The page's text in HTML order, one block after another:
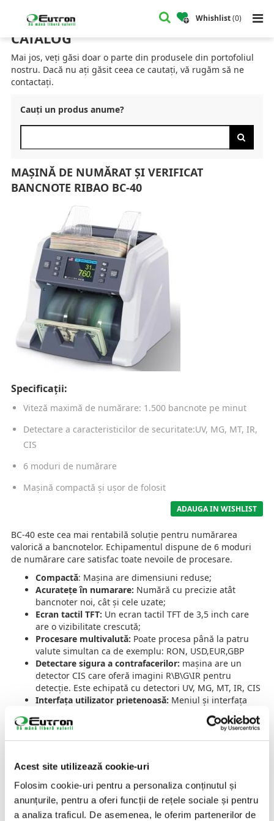
Acest site utilizează cookie-uri
Folosim cookie-uri pentru a personaliza conținutul și
anunțurile, pentru a oferi funcții de rețele sociale și pentru
a analiza traficul. De asemenea, le oferim partenerilor de
Whishlist(0)
Mașină de Numărat și Verificat Bancnote RIBAO BC-40
CATALOG
Mai jos, veți găsi doar o parte din produsele din portofoliul
nostru. Dacă nu ați găsit ceea ce cautați, vă rugăm să ne
contactați.
Cauți un produs anume?
MAȘINĂ DE NUMĂRAT ȘI VERIFICAT
BANCNOTE RIBAO BC-40
Specificații:
Viteză maximă de numărare: 1.500 bancnote pe minut
Detectare a caracteristicilor de securitate:UV, MG, MT, IR,
CIS
6 moduri de numărare
Mașină compactă și ușor de folosit
ADAUGA IN WISHLIST
BC-40 este cea mai rentabilă soluție pentru numărarea
valorică a bancnotelor. Echipamentul dispune de 6 moduri
de numărare care satisfac toate nevoile de procesare.
Compactă: Mașina are dimensiuni reduse;
Acuratețe în numarare: Numără cu precizie atât
bancnoter noi, cât și cele uzate;
Ecran tactil TFT: Un ecran tactil TFT de 3,5 inch care
are o vizibilitate crescută;
Procesare multivalută: Poate procesa până la patru
valute simultan ca de exemplu: RON, USD,EUR,GBP
Detectare sigura a contrafacerilor: mașina are un
detector CIS care oferă imagini R\B\G\IR pentru
detecție. Este echipată cu detectori UV, MG, MT, IR, CIS
Interfața utilizator prietenoasă: Meniul și interfața
foarte ușor de înțeles fac operarea mai simplă iar
interfața personalizată oferă mai multe opțiuni în
online, prin intermediul unui stick USB sau prin
interfața PC;
Îndepărtarea blocajelor și curățarea senzorilor:
face foarte ușor prin intermediul ușilor de acces la
mecanismele de transport din spatele mașinii;